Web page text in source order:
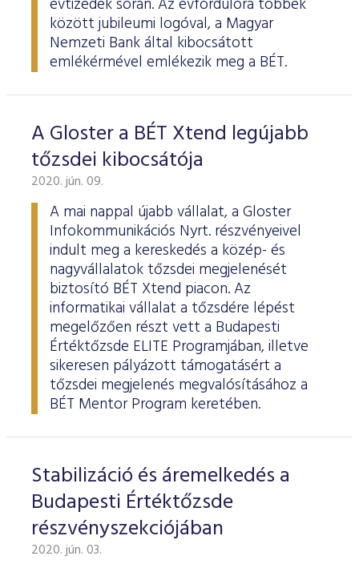
évtizedek során. Az évfordulóra többek
között jubileumi logóval, a Magyar
Nemzeti Bank által kibocsátott
emlékérmével emlékezik meg a BÉT.
A Gloster a BÉT Xtend legújabb
tőzsdei kibocsátója
2020. jún. 09.
A mai nappal újabb vállalat, a Gloster
Infokommunikációs Nyrt. részvényeivel
indult meg a kereskedés a közép- és
nagyvállalatok tőzsdei megjelenését
biztosító BÉT Xtend piacon. Az
informatikai vállalat a tőzsdére lépést
megelőzően részt vett a Budapesti
Értéktőzsde ELITE Programjában, illetve
sikeresen pályázott támogatásért a
tőzsdei megjelenés megvalósításához a
BÉT Mentor Program keretében.
Stabilizáció és áremelkedés a
Budapesti Értéktőzsde
részvényszekciójában
2020. jún. 03.